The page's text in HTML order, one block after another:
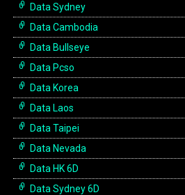
Data Sydney
Data Cambodia
Data Bullseye
Data Pcso
Data Korea
Data Laos
Data Taipei
Data Nevada
Data HK 6D
Data Sydney 6D